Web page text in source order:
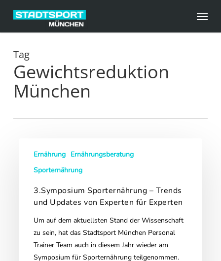
main
Menu
Tag
Gewichtsreduktion
München
Sporternährung
Updates
Experten
Experten
Ernährung Ernährungsberatung
Sporternährung
3.Symposium Sporternährung – Trends
und Updates von Experten für Experten
Um auf dem aktuellsten Stand der Wissenschaft
zu sein, hat das Stadtsport München Personal
Trainer Team auch in diesem Jahr wieder am
Symposium für Sporternährung teilgenommen.